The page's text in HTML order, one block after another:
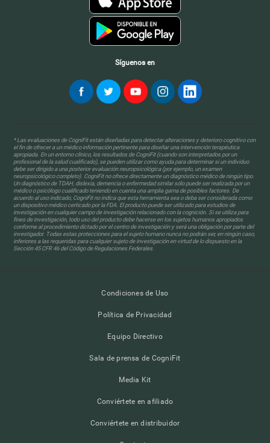
Síguenos en
* Las evaluaciones de CogniFit están diseñadas para detectar alteraciones y deterioro cognitivo con
el fin de ofrecer a un médico información pertinente para diseñar una intervención terapéutica
apropiada. En un entorno clínico, los resultados de CogniFit (cuando son interpretados por un
profesional de la salud cualificado), se pueden utilizar como ayuda para determinar si un individuo
debe ser dirigido a una posterior evaluación neuropsicológica (por ejemplo, un examen
neuropsicológico completo). CogniFit no ofrece directamente un diagnóstico médico de ningún tipo.
Un diagnóstico de TDAH, dislexia, demencia o enfermedad similar sólo puede ser realizada por un
médico o psicólogo cualificado teniendo en cuenta una amplia gama de posibles factores. De
acuerdo al uso indicado, CogniFit no indica que esta herramienta sea o deba ser considerada como
un dispositivo médico certicado por la FDA. El producto puede ser utilizado para estudios de
investigación en cualquier campo de investigación relacionado con la cognición. Si se utiliza para
fines de investigación, todo uso del producto debe hacerse en los sujetos humanos apropiados
conforme al procedimiento dictado por el centro de investigación y será una obligación por parte del
investigador. Todas estas protecciones para el sujeto humano nunca no podrán ser, en ningún caso,
inferiores a las requeridas para cualquier sujeto de investigación en virtud de lo dispuesto en la
Sección 45 CFR 46 del Código de Regulaciones Federales.
Condiciones de Uso
Política de Privacidad
Equipo Directivo
Sala de prensa de CogniFit
Media Kit
Conviértete en afiliado
Conviértete en distribuidor